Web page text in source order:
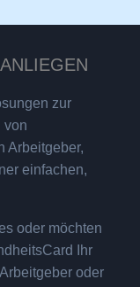
zur
von
Arbeitgeber,
einfachen,
oder möchten
Ihr
oder